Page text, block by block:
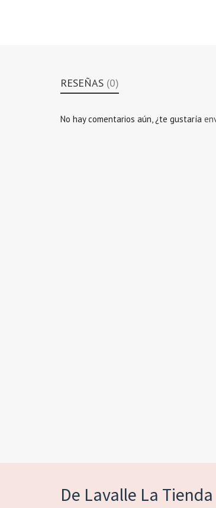
RESEÑAS (0)
No hay comentarios aún, ¿te gustaría
De Lavalle La Tienda